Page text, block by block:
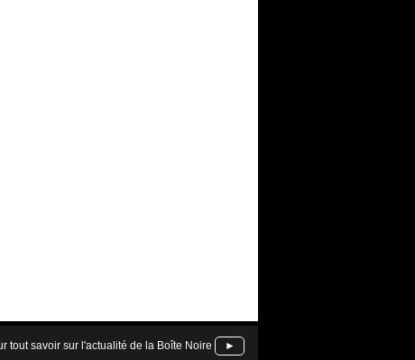
tout savoir sur l'actualité de la Boîte Noire ►